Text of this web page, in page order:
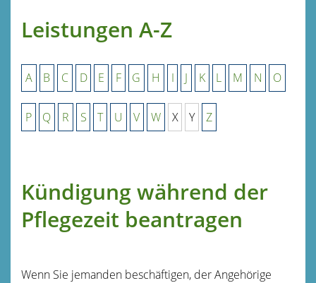
Leistungen A-Z
A B C D E F G H I J K L M N O
P Q R S T U V W X Y Z
Kündigung während der
Pflegezeit beantragen
Wenn Sie jemanden beschäftigen, der Angehörige